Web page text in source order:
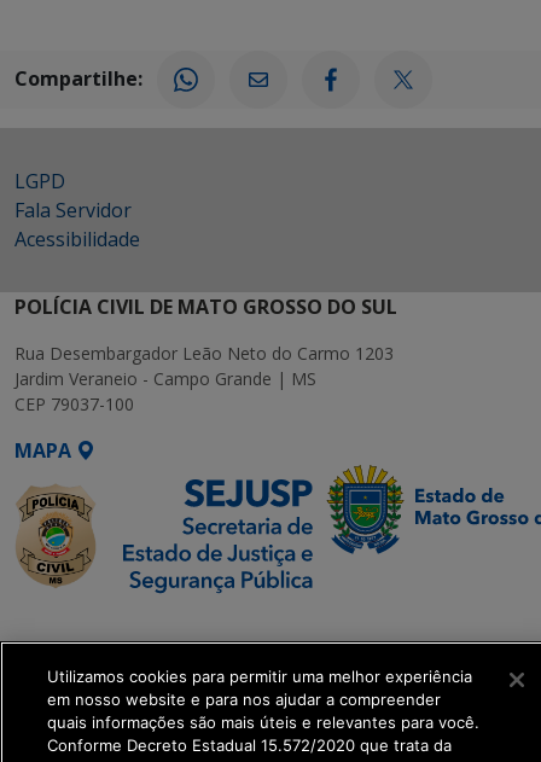
Compartilhe:
LGPD
Fala Servidor
Acessibilidade
POLÍCIA CIVIL DE MATO GROSSO DO SUL
Rua Desembargador Leão Neto do Carmo 1203
Jardim Veraneio - Campo Grande | MS
CEP 79037-100
MAPA
Executiva de
Transformação Digital
get_footer();
Utilizamos cookies para permitir uma melhor experiência
em nosso website e para nos ajudar a compreender
quais informações são mais úteis e relevantes para você.
Conforme Decreto Estadual 15.572/2020 que trata da